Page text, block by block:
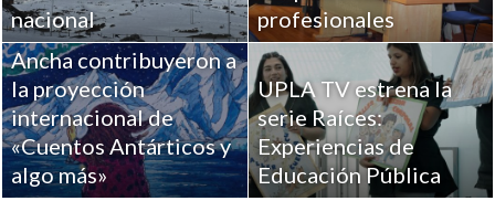
nacional
profesionales
Universidad de Playa
Ancha contribuyeron a
la proyección
internacional de
«Cuentos Antárticos y
algo más»
UPLA TV estrena la
serie Raíces:
Experiencias de
Educación Pública